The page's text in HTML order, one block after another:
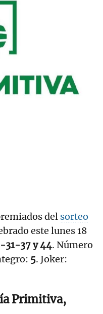
del sorteo
este lunes 18
31-37 y 44. Número
5. Joker:
Primitiva,